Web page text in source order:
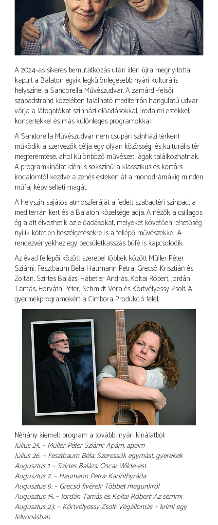
A 2024-as sikeres bemutatkozás után idén újra megnyitotta
kapuit a Balaton egyik legkülönlegesebb nyári kulturális
helyszíne, a Sandorella Művészudvar. A zamárdi-felsői
szabadstrand közelében található mediterrán hangulatú udvar
várja a látogatókat színházi előadásokkal, irodalmi estekkel,
koncertekkel és más különleges programokkal.
A Sandorella Művészudvar nem csupán színházi térként
működik: a szervezők célja egy olyan közösségi és kulturális tér
megteremtése, ahol különböző művészeti ágak találkozhatnak.
A programkínálat idén is sokszínű: a klasszikus és kortárs
irodalomtól kezdve a zenés esteken át a monodrámákig minden
műfaj képviselteti magát.
A helyszín sajátos atmoszféráját a fedett szabadtéri színpad, a
mediterrán kert és a Balaton közelsége adja. A nézők a csillagos
ég alatt élvezhetik az előadásokat, melyeket követően lehetőség
nyílik kötetlen beszélgetésekre is a fellépő művészekkel. A
rendezvényekhez egy becsületkasszás büfé is kapcsolódik.
Az évad fellépői között szerepel többek között Müller Péter
Sziámi, Fesztbaum Béla, Haumann Petra, Grecsó Krisztián és
Zoltán, Szirtes Balázs, Hábetler András, Koltai Róbert, Jordán
Tamás, Horváth Péter, Schmidt Vera és Körtvélyessy Zsolt. A
gyermekprogramokért a Cimbora Produkció felel.
Néhány kiemelt program a további nyári kínálatból:
Július 25. – Müller Péter Sziámi: Apám, apáim
Július 26. – Fesztbaum Béla: Szeressük egymást, gyerekek
Augusztus 1. – Szirtes Balázs: Oscar Wilde-est
Augusztus 2. – Haumann Petra: Karinthyráda
Augusztus 9. – Grecsó fivérek: Többet magunkról
Augusztus 15. – Jordán Tamás és Koltai Róbert: Az semmi
Augusztus 23. – Körtvélyessy Zsolt: Végállomás – krimi egy
felvonásban